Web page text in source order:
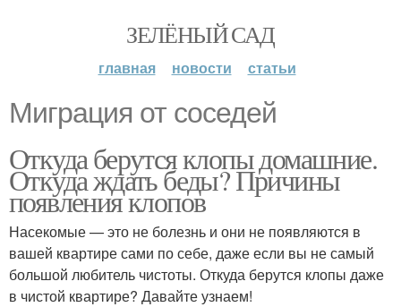
ЗЕЛЁНЫЙ САД
главная новости статьи
Миграция от соседей
Откуда берутся клопы домашние.
Откуда ждать беды? Причины
появления клопов
Насекомые — это не болезнь и они не появляются в
вашей квартире сами по себе, даже если вы не самый
большой любитель чистоты. Откуда берутся клопы даже
в чистой квартире? Давайте узнаем!